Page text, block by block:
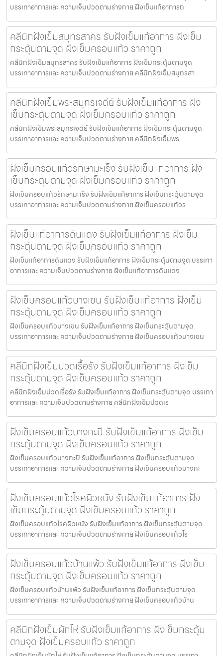
บรรเทาอาการและ ความเจ็บปวดตามร่างกาย ฝังเข็มแก้อาการถ
คลีนิกฝังเข็มสมุทรสาคร รับฝังเข็มแก้อาการ ฝังเข็ม
กระตุ้นตามจุด ฝังเข็มครอบแก้ว ราคาถูก
คลีนิกฝังเข็มสมุทรสาคร รับฝังเข็มแก้อาการ ฝังเข็มกระตุ้นตามจุด
บรรเทาอาการและ ความเจ็บปวดตามร่างกาย คลีนิกฝังเข็มสมุทรสา
คลีนิกฝังเข็มพระสมุทรเจดีย์ รับฝังเข็มแก้อาการ ฝัง
เข็มกระตุ้นตามจุด ฝังเข็มครอบแก้ว ราคาถูก
คลีนิกฝังเข็มพระสมุทรเจดีย์ รับฝังเข็มแก้อาการ ฝังเข็มกระตุ้นตามจุด
บรรเทาอาการและ ความเจ็บปวดตามร่างกาย คลีนิกฝังเข็มพร
ฝังเข็มครอบแก้วรักษามะเร็ง รับฝังเข็มแก้อาการ ฝัง
เข็มกระตุ้นตามจุด ฝังเข็มครอบแก้ว ราคาถูก
ฝังเข็มครอบแก้วรักษามะเร็ง รับฝังเข็มแก้อาการ ฝังเข็มกระตุ้นตามจุด
บรรเทาอาการและ ความเจ็บปวดตามร่างกาย ฝังเข็มครอบแก้วร
ฝังเข็มแก้อาการดินแดง รับฝังเข็มแก้อาการ ฝังเข็ม
กระตุ้นตามจุด ฝังเข็มครอบแก้ว ราคาถูก
ฝังเข็มแก้อาการดินแดง รับฝังเข็มแก้อาการ ฝังเข็มกระตุ้นตามจุด บรรเทา
อาการและ ความเจ็บปวดตามร่างกาย ฝังเข็มแก้อาการดินแดง
ฝังเข็มครอบแก้วบางเขน รับฝังเข็มแก้อาการ ฝังเข็ม
กระตุ้นตามจุด ฝังเข็มครอบแก้ว ราคาถูก
ฝังเข็มครอบแก้วบางเขน รับฝังเข็มแก้อาการ ฝังเข็มกระตุ้นตามจุด
บรรเทาอาการและ ความเจ็บปวดตามร่างกาย ฝังเข็มครอบแก้วบางเขน
คลีนิกฝังเข็มปวดเรื้อรัง รับฝังเข็มแก้อาการ ฝังเข็ม
กระตุ้นตามจุด ฝังเข็มครอบแก้ว ราคาถูก
คลีนิกฝังเข็มปวดเรื้อรัง รับฝังเข็มแก้อาการ ฝังเข็มกระตุ้นตามจุด บรรเทา
อาการและ ความเจ็บปวดตามร่างกาย คลีนิกฝังเข็มปวดเร
ฝังเข็มครอบแก้วบางกะปิ รับฝังเข็มแก้อาการ ฝังเข็ม
กระตุ้นตามจุด ฝังเข็มครอบแก้ว ราคาถูก
ฝังเข็มครอบแก้วบางกะปิ รับฝังเข็มแก้อาการ ฝังเข็มกระตุ้นตามจุด
บรรเทาอาการและ ความเจ็บปวดตามร่างกาย ฝังเข็มครอบแก้วบางกะ
ฝังเข็มครอบแก้วโรคผิวหนัง รับฝังเข็มแก้อาการ ฝัง
เข็มกระตุ้นตามจุด ฝังเข็มครอบแก้ว ราคาถูก
ฝังเข็มครอบแก้วโรคผิวหนัง รับฝังเข็มแก้อาการ ฝังเข็มกระตุ้นตามจุด
บรรเทาอาการและ ความเจ็บปวดตามร่างกาย ฝังเข็มครอบแก้วโร
ฝังเข็มครอบแก้วบ้านแพ้ว รับฝังเข็มแก้อาการ ฝังเข็ม
กระตุ้นตามจุด ฝังเข็มครอบแก้ว ราคาถูก
ฝังเข็มครอบแก้วบ้านแพ้ว รับฝังเข็มแก้อาการ ฝังเข็มกระตุ้นตามจุด
บรรเทาอาการและ ความเจ็บปวดตามร่างกาย ฝังเข็มครอบแก้วบ้าน
คลีนิกฝังเข็มผักไห่ รับฝังเข็มแก้อาการ ฝังเข็มกระตุ้น
ตามจุด ฝังเข็มครอบแก้ว ราคาถูก